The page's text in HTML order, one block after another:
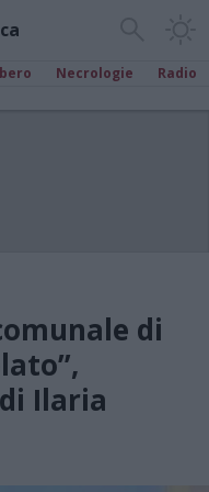
Necrologie Radio
di
Ilaria